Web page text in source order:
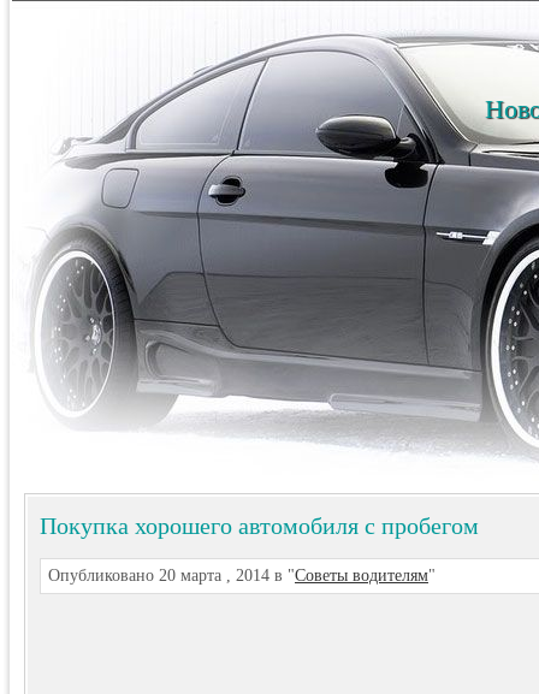
Покупка хорошего автомобиля с пробегом
Опубликовано 20 марта , 2014 в "Советы водителям"